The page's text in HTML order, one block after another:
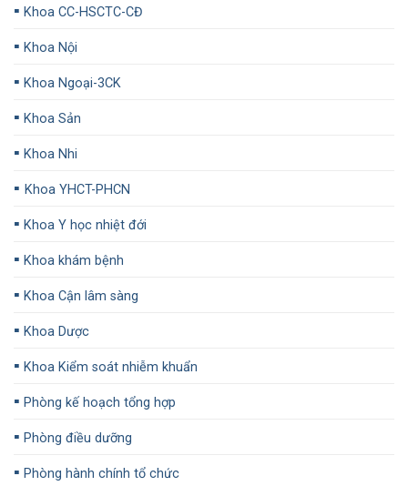
▪️ Khoa CC-HSCTC-CĐ
▪️ Khoa Nội
▪️ Khoa Ngoại-3CK
▪️ Khoa Sản
▪️ Khoa Nhi
▪️ Khoa YHCT-PHCN
▪️ Khoa Y học nhiệt đới
▪️ Khoa khám bệnh
▪️ Khoa Cận lâm sàng
▪️ Khoa Dược
▪️ Khoa Kiểm soát nhiễm khuẩn
▪️ Phòng kế hoạch tổng hợp
▪️ Phòng điều dưỡng
▪️ Phòng hành chính tổ chức